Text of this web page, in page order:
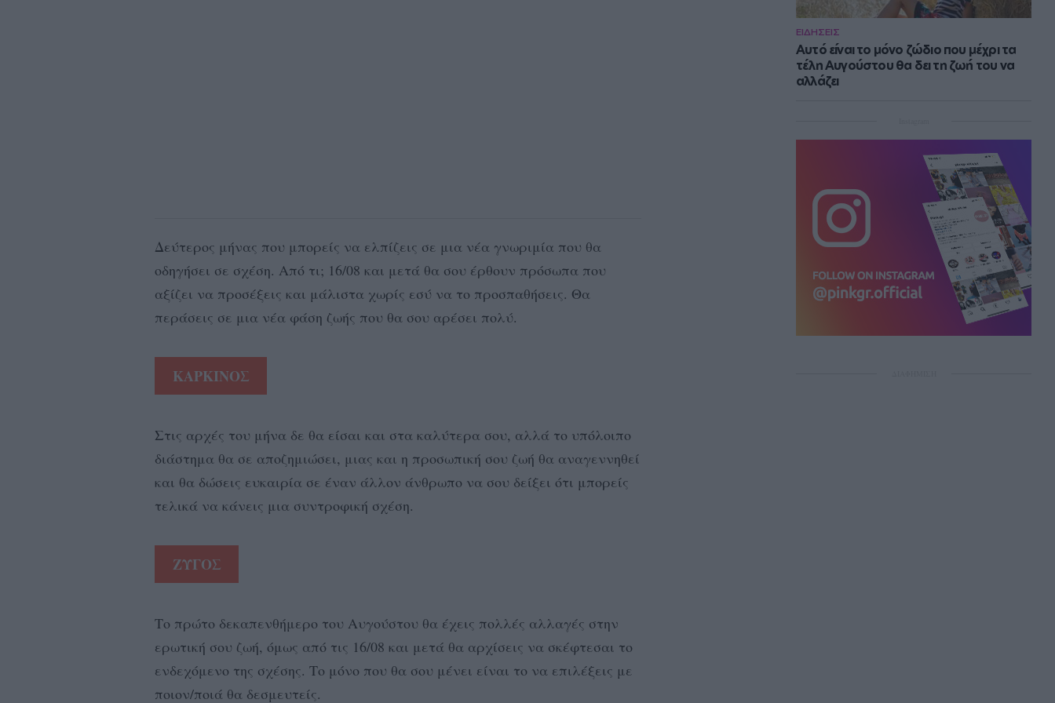
ΕΙΔΗΣΕΙΣ
Αυτό είναι το μόνο ζώδιο που μέχρι τα
τέλη Αυγούστου θα δει τη ζωή του να
αλλάζει
Δεύτερος μήνας που μπορείς να ελπίζεις σε μια νέα γνωριμία που θα
οδηγήσει σε σχέση. Από τι; 16/08 και μετά θα σου έρθουν πρόσωπα που
αξίζει να προσέξεις και μάλιστα χωρίς εσύ να το προσπαθήσεις. Θα
περάσεις σε μια νέα φάση ζωής που θα σου αρέσει πολύ.
ΚΑΡΚΙΝΟΣ
Στις αρχές του μήνα δε θα είσαι και στα καλύτερα σου, αλλά το υπόλοιπο
διάστημα θα σε αποζημιώσει, μιας και η προσωπική σου ζωή θα αναγεννηθεί
και θα δώσεις ευκαιρία σε έναν άλλον άνθρωπο να σου δείξει ότι μπορείς
τελικά να κάνεις μια συντροφική σχέση.
ΖΥΓΟΣ
Το πρώτο δεκαπενθήμερο του Αυγούστου θα έχεις πολλές αλλαγές στην
ερωτική σου ζωή, όμως από τις 16/08 και μετά θα αρχίσεις να σκέφτεσαι το
ενδεχόμενο της σχέσης. Το μόνο που θα σου μένει είναι το να επιλέξεις με
ποιον/ποιά θα δεσμευτείς.